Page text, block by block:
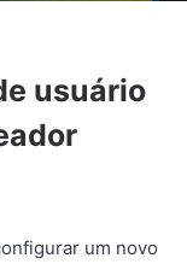
usuário
um novo